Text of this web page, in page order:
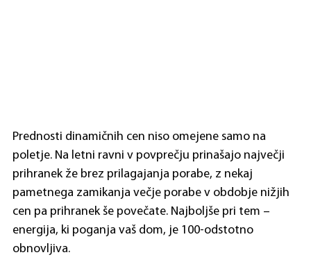
Prednosti dinamičnih cen niso omejene samo na
poletje. Na letni ravni v povprečju prinašajo največji
prihranek že brez prilagajanja porabe, z nekaj
pametnega zamikanja večje porabe v obdobje nižjih
cen pa prihranek še povečate. Najboljše pri tem –
energija, ki poganja vaš dom, je 100-odstotno
obnovljiva.